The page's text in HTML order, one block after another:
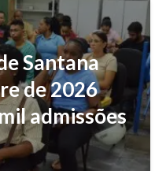
Santana
de 2026
admissões